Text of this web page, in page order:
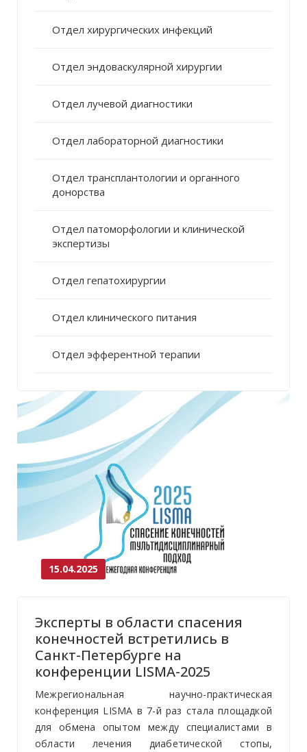
Отдел хирургических инфекций
Отдел эндоваскулярной хирургии
Отдел лучевой диагностики
Отдел лабораторной диагностики
Отдел трансплантологии и органного
донорства
Отдел патоморфологии и клинической
экспертизы
Отдел гепатохирургии
Отдел клинического питания
Отдел эфферентной терапии
15.04.2025
Эксперты в области спасения
конечностей встретились в
Санкт-Петербурге на
конференции LISMA-2025
Межрегиональная научно-практическая
конференция LISMA в 7-й раз стала площадкой
для обмена опытом между специалистами в
области лечения диабетической стопы,